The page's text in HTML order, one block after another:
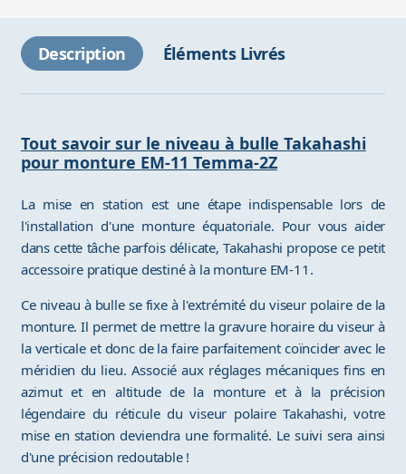
Description Éléments Livrés
Tout savoir sur le niveau à bulle Takahashi
pour monture EM-11 Temma-2Z
La mise en station est une étape indispensable lors de
l'installation d'une monture équatoriale. Pour vous aider
dans cette tâche parfois délicate, Takahashi propose ce petit
accessoire pratique destiné à la monture EM-11.
Ce niveau à bulle se fixe à l'extrémité du viseur polaire de la
monture. Il permet de mettre la gravure horaire du viseur à
la verticale et donc de la faire parfaitement coïncider avec le
méridien du lieu. Associé aux réglages mécaniques fins en
azimut et en altitude de la monture et à la précision
légendaire du réticule du viseur polaire Takahashi, votre
mise en station deviendra une formalité. Le suivi sera ainsi
d'une précision redoutable !